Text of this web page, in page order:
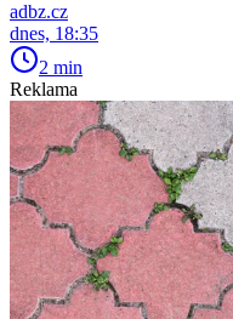
adbz.cz
dnes, 18:35
2 min
Reklama